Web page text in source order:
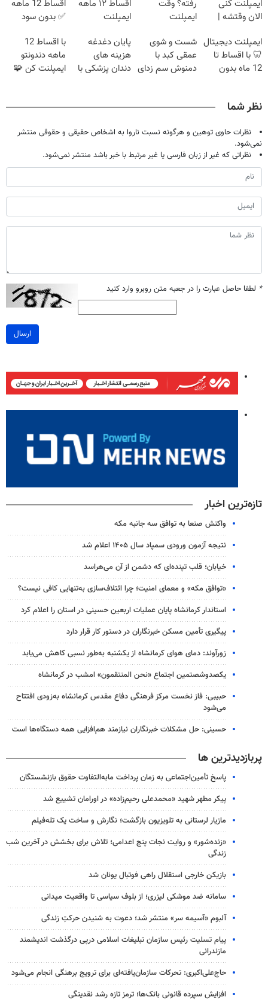
ایمپلنت کنی
الان وقتشه |
میلیون تومان!!!
رفته؟ وقت
ایمپلنت
اقساط ۱۲ ماهه
ایمپلنت
اقساط 12 ماهه
✅ بدون سود
ایمپلنت دیجیتال
🦷 با اقساط تا
12 ماه بدون
شست و شوی
عمقی کبد با
دمنوش سم زدای
پایان دغدغه
هزینه های
دندان پزشکی با
با اقساط 12
ماهه دندونتو
ایمپلنت کن 🧩
نظر شما
نظرات حاوی توهین و هرگونه نسبت ناروا به اشخاص حقیقی و حقوقی منتشر
نمی‌شود.
نظراتی که غیر از زبان فارسی یا غیر مرتبط با خبر باشد منتشر نمی‌شود.
* لطفا حاصل عبارت را در جعبه متن روبرو وارد کنید
ارسال
تازه‌ترین اخبار
واکنش صنعا به توافق سه جانبه مکه
نتیجه آزمون ورودی سمپاد سال ۱۴۰۵ اعلام شد
خیابان؛ قلب تپنده‌ای که دشمن از آن می‌هراسد
«توافق مکه» و معمای امنیت؛ چرا ائتلاف‌سازی به‌تنهایی کافی نیست؟
استاندار کرمانشاه پایان عملیات اربعین حسینی در استان را اعلام کرد
پیگیری تأمین مسکن خبرنگاران در دستور کار قرار دارد
زورآوند: دمای هوای کرمانشاه از یکشنبه به‌طور نسبی کاهش می‌یابد
یکصدوشصتمین اجتماع «نحن المنتقمون» امشب در کرمانشاه
حبیبی: فاز نخست مرکز فرهنگی دفاع مقدس کرمانشاه به‌زودی افتتاح
می‌شود
حسینی: حل مشکلات خبرنگاران نیازمند هم‌افزایی همه دستگاه‌ها است
پربازدیدترین ها
پاسخ تأمین‌اجتماعی به زمان پرداخت مابه‌التفاوت حقوق بازنشستگان
پیکر مطهر شهید «محمدعلی رحیم‌زاده» در اورامان تشییع شد
مازیار لرستانی به تلویزیون بازگشت؛ نگارش و ساخت یک تله‌فیلم
«زنده‌شور» و روایت نجات پنج اعدامی؛ تلاش برای بخشش در آخرین شب
زندگی
بازیکن خارجی استقلال راهی فوتبال یونان شد
سامانه ضد موشکی لیزری؛ از بلوف سیاسی تا واقعیت میدانی
آلبوم «آسیمه سر» منتشر شد؛ دعوت به شنیدن حرکتِ زندگی
پیام تسلیت رئیس سازمان تبلیغات اسلامی درپی درگذشت اندیشمند
مازندرانی
حاج‌علی‌اکبری: تحرکات سازمان‌یافته‌ای برای ترویج برهنگی انجام می‌شود
افزایش سپرده قانونی بانک‌ها؛ ترمز تازه رشد نقدینگی